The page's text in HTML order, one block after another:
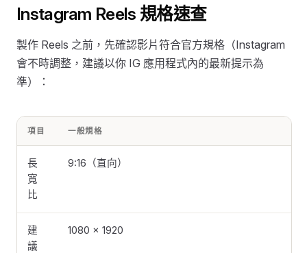
Instagram Reels 規格速查
製作 Reels 之前，先確認影片符合官方規格（Instagram
會不時調整，建議以你 IG 應用程式內的最新提示為
準）：
項目 一般規格
長
寬
比
9:16（直向）
建
議
1080 × 1920